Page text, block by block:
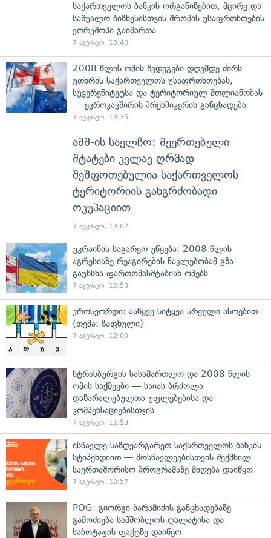
საქართველოს ბანკის ორგანიზებით, მცირე და
საშუალო ბიზნესისთვის შრომის უსაფრთხოების
ვორკშოპი გაიმართა
7 აგვისტო, 13:40
2008 წლის ომის შედეგები დღემდე ძირს
უთხრის საქართველოს უსაფრთხოებას,
სუვერენიტეტსა და ტერიტორიულ მთლიანობას
— ევროკავშირის პრესპიკერის განცხადება
7 აგვისტო, 13:35
აშშ-ის საელჩო: შეერთებული
შტატები კვლავ ღრმად
შეშფოთებულია საქართველოს
ტერიტორიის განგრძობადი
ოკუპაციით
7 აგვისტო, 13:07
უკრაინის საგარეო უწყება: 2008 წლის
აგრესიაზე რეაგირების ნაკლებობამ გზა
გაუხსნა ფართომასშტაბიან ომებს
7 აგვისტო, 12:50
კროსვორდი: ააწყვე სიტყვა არეული ასოებით
(თემა: ზაფხული)
7 აგვისტო, 12:00
სტრასბურგის სასამართლო და 2008 წლის
ომის საქმეები — საიას ბრძოლა
დაზარალებულთა უფლებებისა და
კომპენსაციებისთვის
7 აგვისტო, 11:53
ისწავლე საზღვარგარეთ საქართველოს ბანკის
სტიპენდიით — მოსწავლეებისთვის შექმნილ
საერთაშორისო პროგრამაზე მიღება დაიწყო
7 აგვისტო, 10:57
POG: გიორგი ბარამიძის განცხადებაზე
გამოძიება სამშობლოს ღალატისა და
საბოტაჟის ფაქტზე დაიწყო